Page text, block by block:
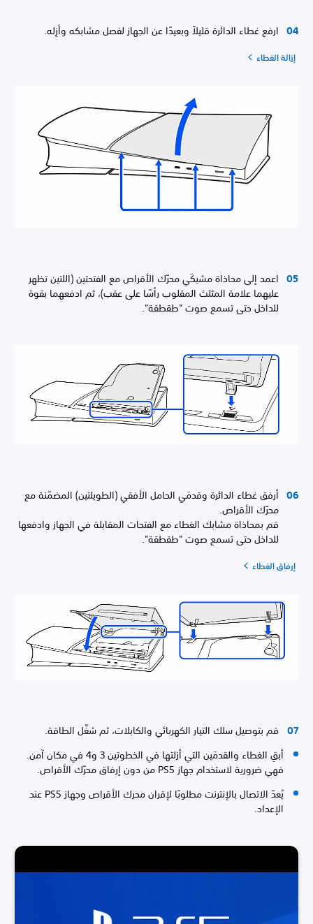
ارفع غطاء الدائرة قليلاً وبعيدًا عن الجهاز لفصل مشابكه وأزِله.
إزالة الغطاء
اعمد إلى محاذاة مشبكَي محرّك الأقراص مع الفتحتين (اللتين تظهر
عليهما علامة المثلث المقلوب رأسًا على عقب)، ثم ادفعهما بقوة
للداخل حتى تسمع صوت "طقطقة".
أرفق غطاء الدائرة وقدمَي الحامل الأفقي (الطويلتين) المضمّنة مع
محرّك الأقراص.
قم بمحاذاة مشابك الغطاء مع الفتحات المقابلة في الجهاز وادفعها
للداخل حتى تسمع صوت "طقطقة".
إرفاق الغطاء
قم بتوصيل سلك التيار الكهربائي والكابلات، ثم شغِّل الطاقة.
أبقِ الغطاء والقدمَين التي أزلتها في الخطوتين 3 و4 في مكان آمن.
فهي ضرورية لاستخدام جهاز PS5 من دون إرفاق محرّك الأقراص.
يُعدّ الاتصال بالإنترنت مطلوبًا لإقران محرك الأقراص وجهاز PS5 عند
الإعداد.